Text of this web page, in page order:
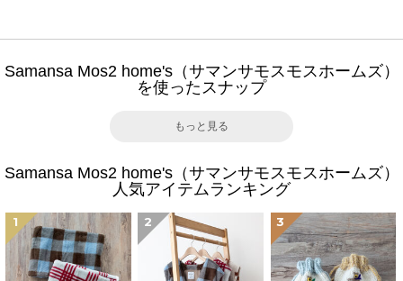
Samansa Mos2 home's（サマンサモスモスホームズ）
を使ったスナップ
もっと見る
Samansa Mos2 home's（サマンサモスモスホームズ）
人気アイテムランキング
1 2 3